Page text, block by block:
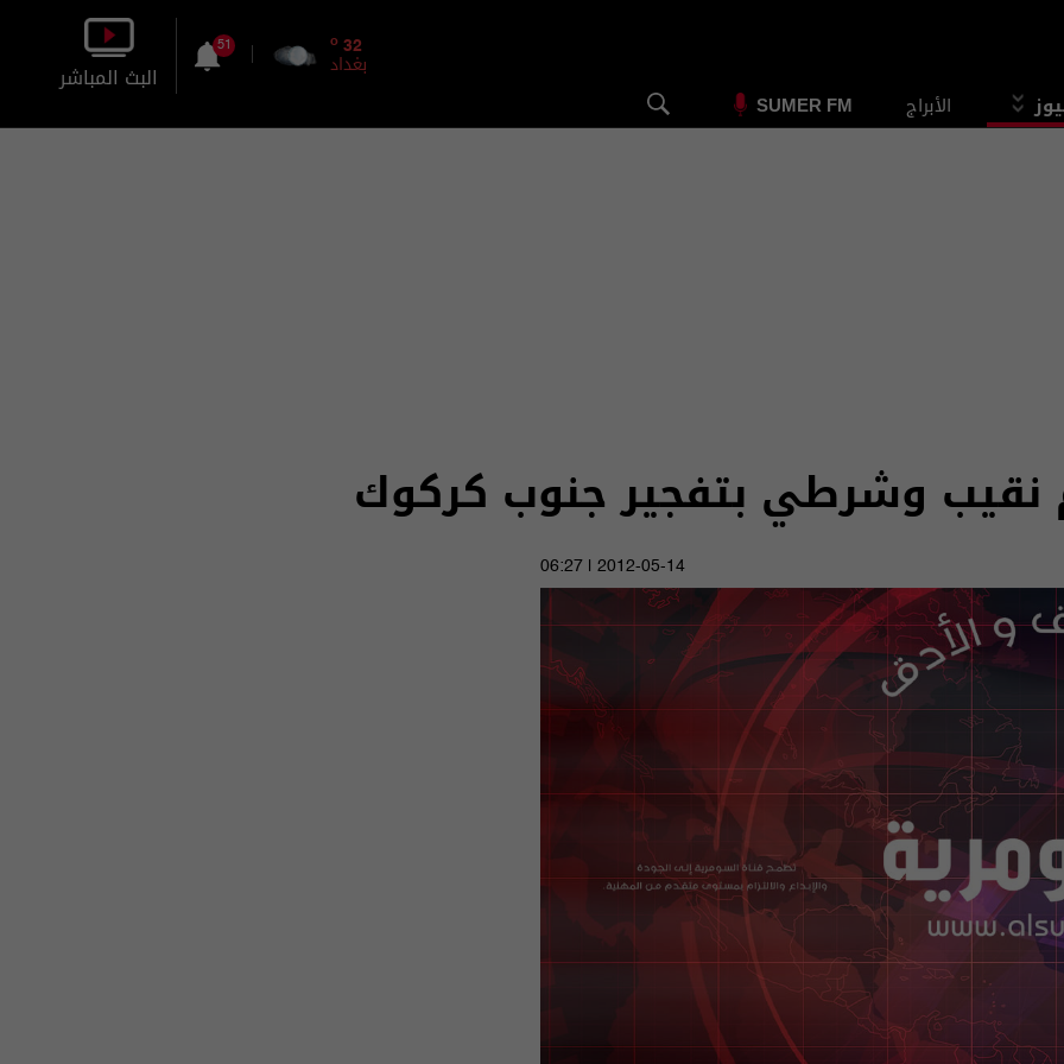
الأبراج SUMER FM
32
o
بغداد
51
البث المباشر
نقيب وشرطي بتفجير جنوب كركوك
2012-05-14 | 06:27